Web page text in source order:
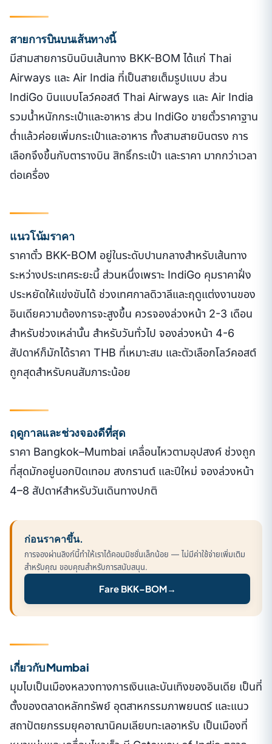
สายการบินบนเส้นทางนี้
มีสามสายการบินบินเส้นทาง BKK-BOM ได้แก่ Thai
Airways และ Air India ที่เป็นสายเต็มรูปแบบ ส่วน
IndiGo บินแบบโลว์คอสต์ Thai Airways และ Air India
รวมน้ำหนักกระเป๋าและอาหาร ส่วน IndiGo ขายตั๋วราคาฐาน
ต่ำแล้วค่อยเพิ่มกระเป๋าและอาหาร ทั้งสามสายบินตรง การ
เลือกจึงขึ้นกับตารางบิน สิทธิ์กระเป๋า และราคา มากกว่าเวลา
ต่อเครื่อง
แนวโน้มราคา
ราคาตั๋ว BKK-BOM อยู่ในระดับปานกลางสำหรับเส้นทาง
ระหว่างประเทศระยะนี้ ส่วนหนึ่งเพราะ IndiGo คุมราคาฝั่ง
ประหยัดให้แข่งขันได้ ช่วงเทศกาลดิวาลีและฤดูแต่งงานของ
อินเดียความต้องการจะสูงขึ้น ควรจองล่วงหน้า 2-3 เดือน
สำหรับช่วงเหล่านั้น สำหรับวันทั่วไป จองล่วงหน้า 4-6
สัปดาห์ก็มักได้ราคา THB ที่เหมาะสม และตัวเลือกโลว์คอสต์
ถูกสุดสำหรับคนสัมภาระน้อย
ฤดูกาลและช่วงจองดีที่สุด
ราคา Bangkok–Mumbai เคลื่อนไหวตามอุปสงค์ ช่วงถูก
ที่สุดมักอยู่นอกปิดเทอม สงกรานต์ และปีใหม่ จองล่วงหน้า
4–8 สัปดาห์สำหรับวันเดินทางปกติ
ก่อนราคาขึ้น.
การจองผ่านลิงก์นี้ทำให้เราได้คอมมิชชั่นเล็กน้อย — ไม่มีค่าใช้จ่ายเพิ่มเติม
สำหรับคุณ ขอบคุณสำหรับการสนับสนุน.
Fare BKK–BOM→
เกี่ยวกับ Mumbai
มุมไบเป็นเมืองหลวงทางการเงินและบันเทิงของอินเดีย เป็นที่
ตั้งของตลาดหลักทรัพย์ อุตสาหกรรมภาพยนตร์ และแนว
สถาปัตยกรรมยุคอาณานิคมเลียบทะเลอาหรับ เป็นเมืองที่